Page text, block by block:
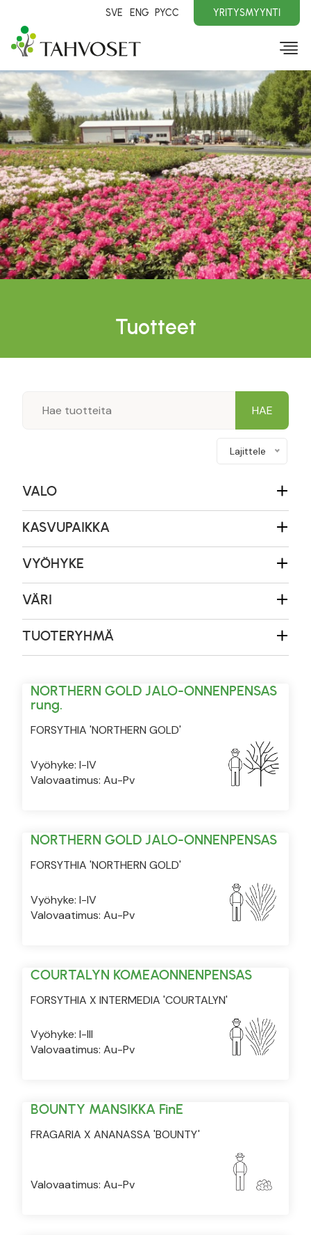
SVE ENG PYCC YRITYSMYYNTI
Tuotteet
Lajittele
VALO
KASVUPAIKKA
VYÖHYKE
VÄRI
TUOTERYHMÄ
NORTHERN GOLD JALO-ONNENPENSAS
rung.
FORSYTHIA 'NORTHERN GOLD'
Vyöhyke: I-IV
Valovaatimus: Au-Pv
NORTHERN GOLD JALO-ONNENPENSAS
FORSYTHIA 'NORTHERN GOLD'
Vyöhyke: I-IV
Valovaatimus: Au-Pv
COURTALYN KOMEAONNENPENSAS
FORSYTHIA X INTERMEDIA 'COURTALYN'
Vyöhyke: I-III
Valovaatimus: Au-Pv
BOUNTY MANSIKKA FinE
FRAGARIA X ANANASSA 'BOUNTY'
Valovaatimus: Au-Pv